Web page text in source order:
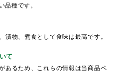
品種です。
漬物、煮食として食味は最高です。
て
あるため、これらの情報は当商品ペ